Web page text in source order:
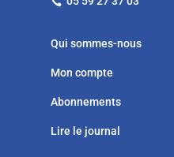
Qui sommes-nous
Mon compte
Abonnements
Lire le journal